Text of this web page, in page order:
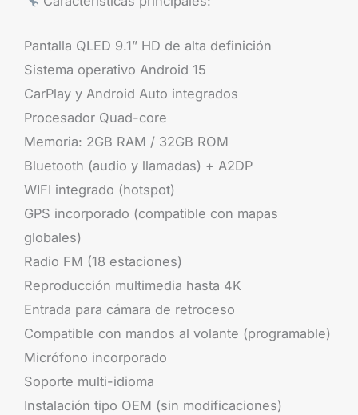
Pantalla QLED 9.1” HD de alta definición
Sistema operativo Android 15
CarPlay y Android Auto integrados
Procesador Quad-core
Memoria: 2GB RAM / 32GB ROM
Bluetooth (audio y llamadas) + A2DP
WIFI integrado (hotspot)
GPS incorporado (compatible con mapas
globales)
Radio FM (18 estaciones)
Reproducción multimedia hasta 4K
Entrada para cámara de retroceso
Compatible con mandos al volante (programable)
Micrófono incorporado
Soporte multi-idioma
Instalación tipo OEM (sin modificaciones)